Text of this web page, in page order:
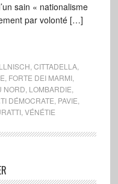
sain « nationalisme
par volonté […]
CITTADELLA,
FORTE DEI MARMI,
NORD LOMBARDIE
DÉMOCRATE PAVIE
, VÉNÉTIE